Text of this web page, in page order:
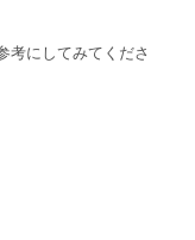
考にしてみてくださ